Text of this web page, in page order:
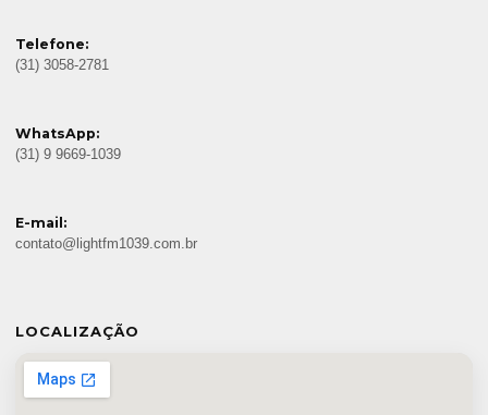
Telefone:
(31) 3058-2781
WhatsApp:
(31) 9 9669-1039
E-mail:
contato@lightfm1039.com.br
LOCALIZAÇÃO